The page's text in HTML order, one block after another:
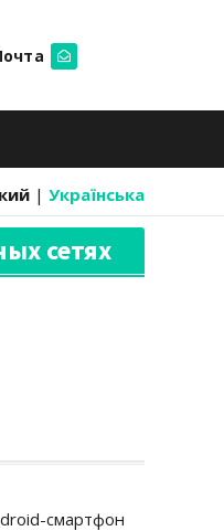
| Українська
сетях
смартфон